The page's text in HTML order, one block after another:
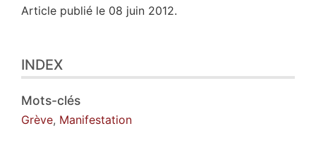
Article publié le 08 juin 2012.
Texte
Illustrations
Citer cet article
Auteur
INDEX
Mots-clés
Grève, Manifestation